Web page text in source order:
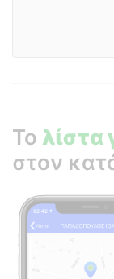
Το λίστα
στον